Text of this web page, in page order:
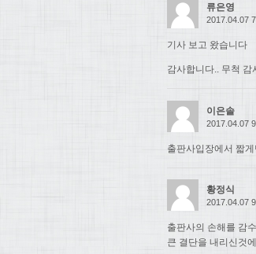
류은영
2017.04.07
기사 보고 왔습니다
감사합니다.. 무척 감
이은솔
2017.04.07
출판사입장에서 짧
황정식
2017.04.07
출판사의 손해를 감
큰 결단을 내리신것